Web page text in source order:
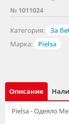
№ 1011024
Категория: За
Марка:
Pielsa
Описание
Pielsa - Одеяло